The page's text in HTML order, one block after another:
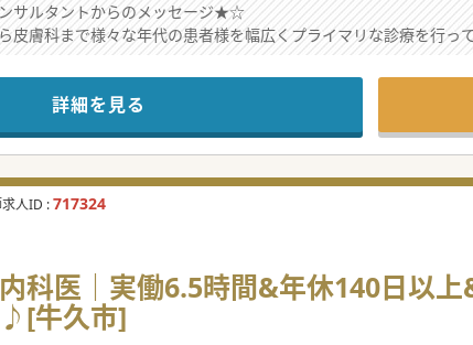
サルタントからのメッセージ★☆
皮膚科まで様々な年代の患者様を幅広くプライマリな診療を行っ
ズに応えている地域に根差したクリニックです。
入れたネットでの事前予約から、待ち時間の短縮のための決裁サ
デジタル化におけるサービス導入にも積極的なクリニックです。ま
詳細を見る
人ID :717324
医｜実働6.5時間&年休140日以上
牛久市]